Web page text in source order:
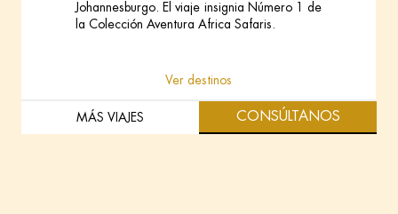
Johannesburgo. El viaje insignia Número 1 de
la Colección Aventura Africa Safaris.
Ver destinos
MÁS VIAJES CONSÚLTANOS